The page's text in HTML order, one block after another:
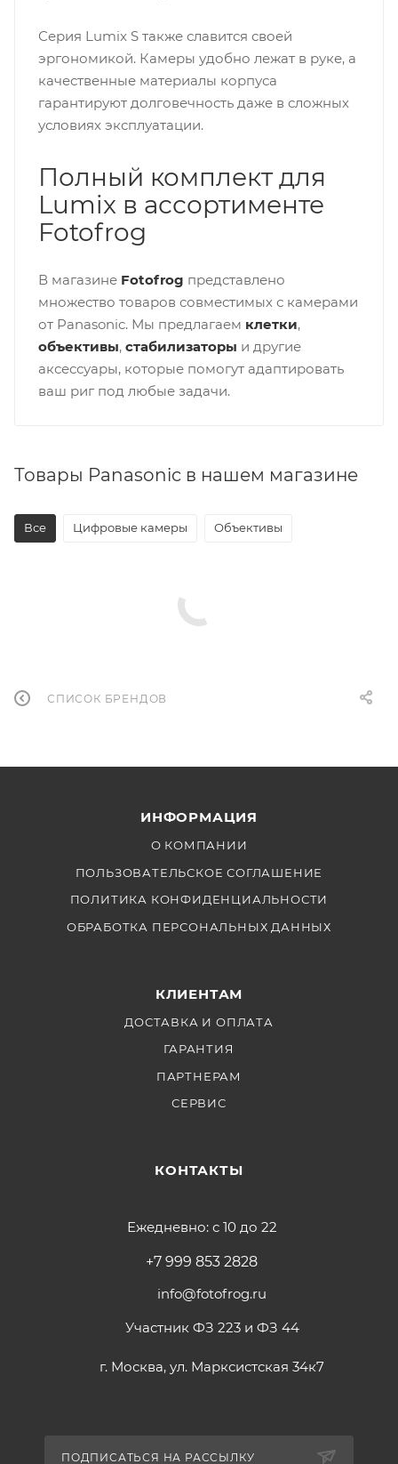
Серия Lumix S также славится своей
эргономикой. Камеры удобно лежат в руке, а
качественные материалы корпуса
гарантируют долговечность даже в сложных
условиях эксплуатации.
Полный комплект для
Lumix в ассортименте
Fotofrog
В магазине Fotofrog представлено
множество товаров совместимых с камерами
от Panasonic. Мы предлагаем клетки,
объективы, стабилизаторы и другие
аксессуары, которые помогут адаптировать
ваш риг под любые задачи.
Товары Panasonic в нашем магазине
Все Цифровые камеры Объективы
СПИСОК БРЕНДОВ
ИНФОРМАЦИЯ
О КОМПАНИИ
ПОЛЬЗОВАТЕЛЬСКОЕ СОГЛАШЕНИЕ
ПОЛИТИКА КОНФИДЕНЦИАЛЬНОСТИ
ОБРАБОТКА ПЕРСОНАЛЬНЫХ ДАННЫХ
КЛИЕНТАМ
ДОСТАВКА И ОПЛАТА
ГАРАНТИЯ
ПАРТНЕРАМ
СЕРВИС
КОНТАКТЫ
Ежедневно: с 10 до 22
+7 999 853 2828
info@fotofrog.ru
Участник ФЗ 223 и ФЗ 44
г. Москва, ул. Марксистская 34к7
ПОДПИСАТЬСЯ НА РАССЫЛКУ